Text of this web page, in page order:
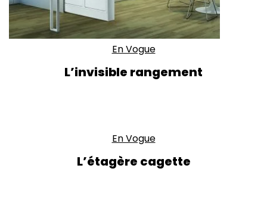
En Vogue
L’invisible rangement
En Vogue
L’étagère cagette